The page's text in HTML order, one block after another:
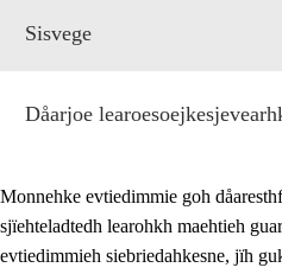
Sisvege
Dåarjoe
Monnehke evtiedimmie goh
sjïehteladtedh learohkh maehtieh
evtiedimmieh siebriedahkesne, jïh